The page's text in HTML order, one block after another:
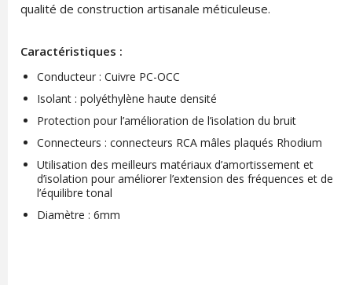
qualité de construction artisanale méticuleuse.
Caractéristiques :
Conducteur : Cuivre PC-OCC
Isolant : polyéthylène haute densité
Protection pour l’amélioration de l’isolation du bruit
Connecteurs : connecteurs RCA mâles plaqués Rhodium
Utilisation des meilleurs matériaux d’amortissement et
d’isolation pour améliorer l’extension des fréquences et de
l’équilibre tonal
Diamètre : 6mm